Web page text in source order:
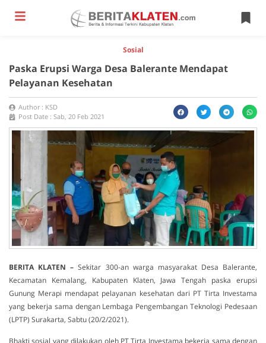
Sosial
Paska Erupsi Warga Desa Balerante Mendapat
Pelayanan Kesehatan
Author : KSD
Post Date : Sab, 20 Feb 2021
BERITA KLATEN –Sekitar 300-an warga masyarakat Desa Balerante,
Kecamatan Kemalang, Kabupaten Klaten, Jawa Tengah paska erupsi
Gunung Merapi mendapat pelayanan kesehatan dari PT Tirta Investama
yang bekerja sama dengan Lembaga Pengembangan Teknologi Pedesaan
(LPTP) Surakarta, Sabtu (20/2/2021).
Bhakti sosial yang dilakukan oleh PT Tirta Investama bekerja sama dengan